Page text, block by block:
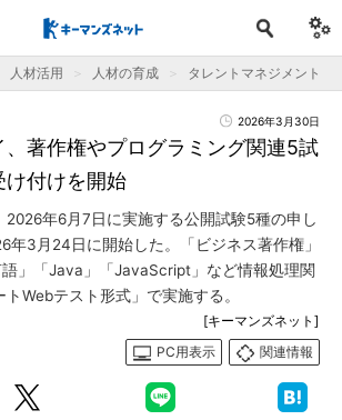
人材活用 人材の育成 タレントマネジメント
2026年3月30日
著作権やプログラミング関連5試
け付けを開始
2026年6月7日に実施する公開試験5種の申し
年3月24日に開始した。「ビジネス著作権」
」「Java」「JavaScript」など情報処理関
Webテスト形式」で実施する。
[キーマンズネット]
PC用表示
関連情報